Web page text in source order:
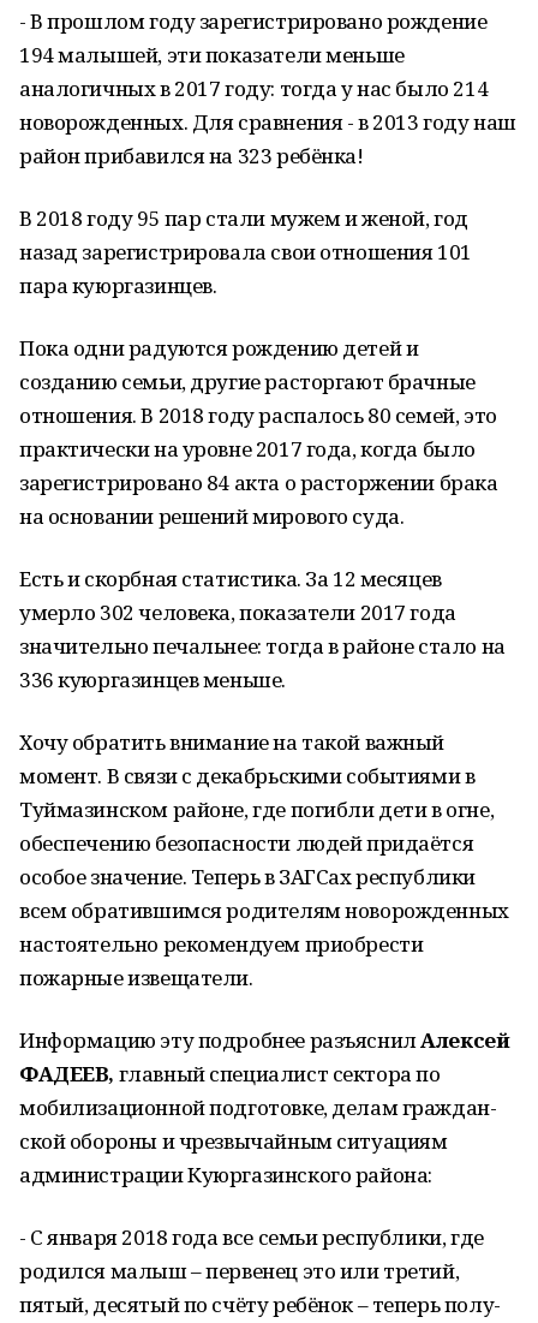
- В прошлом году зарегистриро­вано рождение
194 малышей, эти показатели меньше
аналогичных в 2017 году: тогда у нас было 214
ново­рожденных. Для сравнения - в 2013 году наш
район прибавился на 323 ребёнка!
В 2018 году 95 пар стали мужем и женой, год
назад зарегистрирова­ла свои отношения 101
пара куюрга­зинцев.
Пока одни радуются рождению детей и
созданию семьи, другие расторгают брачные
отношения. В 2018 году распалось 80 семей, это
практически на уровне 2017 года, когда было
зарегистрировано 84 акта о расторжении брака
на основании решений мирового суда.
Есть и скорбная статистика. За 12 месяцев
умерло 302 человека, по­казатели 2017 года
значительно пе­чальнее: тогда в районе стало на
336 куюргазинцев меньше.
Хочу обратить внимание на такой важный
момент. В связи с декабрь­скими событиями в
Туймазинском районе, где погибли дети в огне,
обе­спечению безопасности людей при­даётся
особое значение. Теперь в ЗАГСах республики
всем обратив­шимся родителям новорожденных
настоятельно рекомендуем приоб­рести
пожарные извещатели.
Информацию эту подробнее разъ­яснилАлексей
ФАДЕЕВ, главный специалист сектора по
мобилизаци­онной подготовке, делам граждан­
ской обороны и чрезвычайным си­туациям
администрации Куюргазин­ского района:
- С января 2018 года все семьи ре­спублики, где
родился малыш – пер­венец это или третий,
пятый, деся­тый по счёту ребёнок – теперь полу­